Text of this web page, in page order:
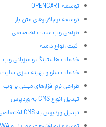
توسعه OPENCART
توسعه نرم افزارهای متن باز
طراحی وب سایت اختصاصی
ثبت انواع دامنه
خدمات هاستینگ و میزبانی وب
خدمات سئو و بهینه سازی سایت
طراحی نرم افزارهای مبتنی بر وب
تبدیل انواع CMS به وردپرس
تبدیل وردپرس به CMS اختصاصی